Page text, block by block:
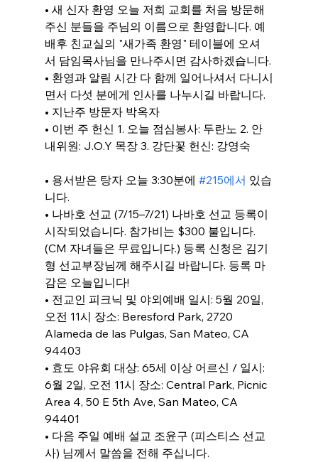
• 새 신자 환영 오늘 저희 교회를 처음 방문해
주신 분들을 주님의 이름으로 환영합니다. 예
배후 친교실의 "새가족 환영" 테이블에 오셔
서 담임목사님을 만나주시면 감사하겠습니다.
• 환영과 알림 시간 다 함께 일어나셔서 다니시
면서 다섯 분에게 인사를 나누시길 바랍니다.
• 지난주 방문자 박옥자
• 이번 주 헌신 1. 오늘 점심봉사: 두란노 2. 안
내위원: J.O.Y 목장 3. 강단꽃 헌신: 강영숙
• 용서받은 탕자 오늘 3:30분에 #215에서 있습
니다.
• 나바호 선교 (7/15–7/21) 나바호 선교 등록이
시작되었습니다. 참가비는 $300 불입니다.
(CM 자녀들은 무료입니다.) 등록 신청은 김기
형 선교부장님께 해주시길 바랍니다. 등록 마
감은 오늘입니다!
• 전교인 피크닉 및 야외예배 일시: 5월 20일,
오전 11시 장소: Beresford Park, 2720
Alameda de las Pulgas, San Mateo, CA
94403
• 효도 야유회 대상: 65세 이상 어르신 / 일시:
6월 2일, 오전 11시 장소: Central Park, Picnic
Area 4, 50 E 5th Ave, San Mateo, CA
94401
• 다음 주일 예배 설교 조윤구 (피스티스 선교
사) 님께서 말씀을 전해 주십니다.